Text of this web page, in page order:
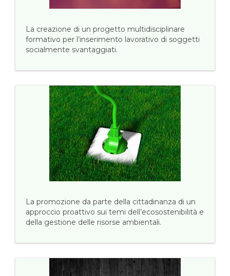
La creazione di un progetto multidisciplinare
formativo per l’inserimento lavorativo di soggetti
socialmente svantaggiati.
La promozione da parte della cittadinanza di un
approccio proattivo sui temi dell’ecosostenibilità e
della gestione delle risorse ambientali.